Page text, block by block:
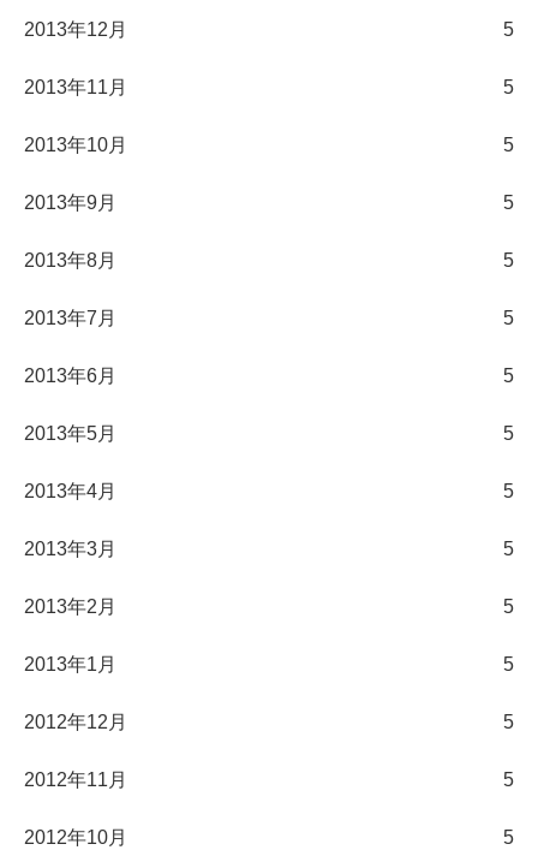
2013年12月 5
2013年11月 5
2013年10月 5
2013年9月 5
2013年8月 5
2013年7月 5
2013年6月 5
2013年5月 5
2013年4月 5
2013年3月 5
2013年2月 5
2013年1月 5
2012年12月 5
2012年11月 5
2012年10月 5